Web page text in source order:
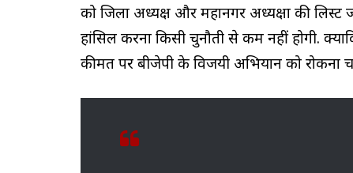
को जिला अध्यक्ष और महानगर अध्यक्षों की लिस्ट
हांसिल करना किसी चुनौती से कम नहीं होगी.
कीमत पर बीजेपी के विजयी अभियान को रोकना